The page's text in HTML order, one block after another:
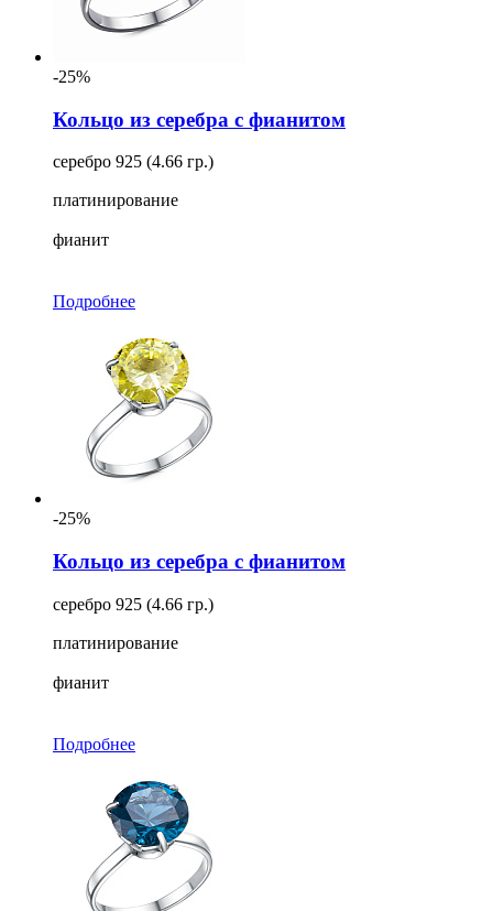
-25%
Кольцо из серебра с фианитом
серебро 925 (4.66 гр.)
платинирование
фианит
Подробнее
-25%
Кольцо из серебра с фианитом
серебро 925 (4.66 гр.)
платинирование
фианит
Подробнее